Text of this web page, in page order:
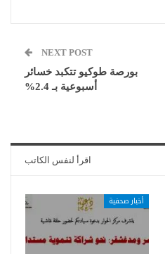
NEXT POST
بورصة طوكيو تتكبد خسائر
أسبوعية بـ 2.4%
اقرأ لنفس الكاتب
أخبار صحفية